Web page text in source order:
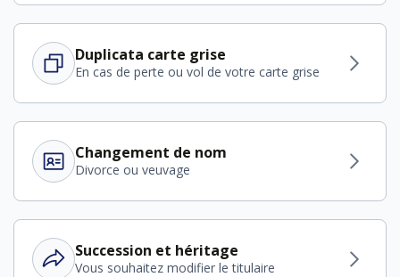
Duplicata carte grise
En cas de perte ou vol de votre carte grise
Changement de nom
Divorce ou veuvage
Succession et héritage
Vous souhaitez modifier le titulaire